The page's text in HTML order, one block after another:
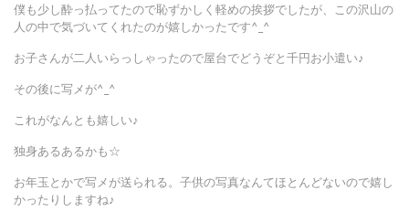
僕も少し酔っ払ってたので恥ずかしく軽めの挨拶でしたが、この沢山の
人の中で気づいてくれたのが嬉しかったです^_^
お子さんが二人いらっしゃったので屋台でどうぞと千円お小遣い♪
その後に写メが^_^
これがなんとも嬉しい♪
独身あるあるかも☆
お年玉とかで写メが送られる。子供の写真なんてほとんどないので嬉し
かったりしますね♪